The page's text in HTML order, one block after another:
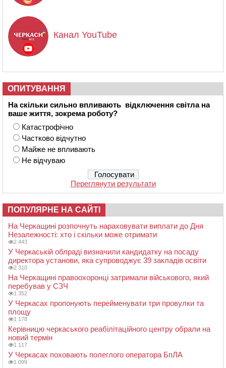
Канал YouTube
ОПИТУВАННЯ
На скільки сильно впливають відключення світла на
ваше життя, зокрема роботу?
Катастрофічно
Частково відчутно
Майже не впливають
Не відчуваю
Переглянути результати
ПОПУЛЯРНЕ НА САЙТІ
На Черкащині розпочнуть нараховувати виплати до Дня
Незалежності: хто і скільки може отримати
2 443
У Черкаській облраді визначили кандидатку на посаду
директора установи, яка супроводжує 39 закладів освіти
2 310
На Черкащині правоохоронці затримали військового, який
перебував у СЗЧ
1 352
У Черкасах пропонують перейменувати три провулки та
площу
1 178
Керівницю черкаського реабілітаційного центру обрали на
новий термін
1 117
У Черкасах поховають полеглого оператора БпЛА
1 099